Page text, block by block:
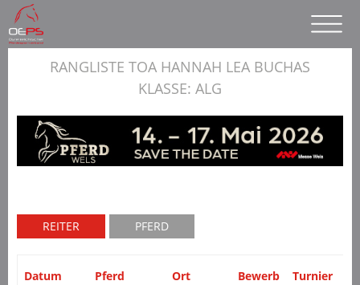
RANGLISTE TOA HANNAH LEA BUCHAS
KLASSE: ALG
REITER PFERD
Datum Pferd Ort Bewerb Turnier